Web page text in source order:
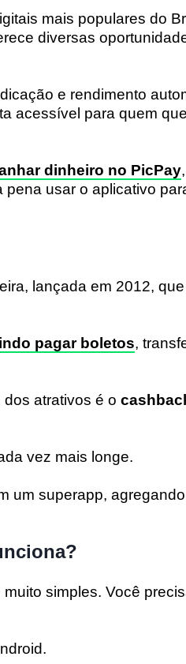
mais populares do
diversas
e rendimento
acessível para quem
dinheiro no PicPay
usar o aplicativo
lançada em 2012,
pagar boletos,
atrativos é o
vez mais longe.
um superapp,
simples. Você